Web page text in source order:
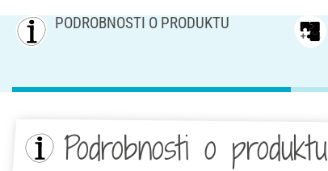
PODROBNOSTI O PRODUKTU
Podrobnosti o produktu